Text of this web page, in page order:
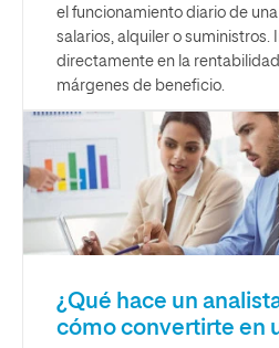
el funcionamiento diario de
salarios, alquiler o suministros.
directamente en la
márgenes de beneficio.
¿Qué hace un
cómo convertirte en